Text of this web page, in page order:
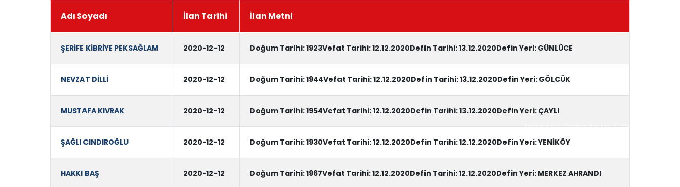
Anasayfa / Cenaze İlanları / Cenaze İlanları
Adı Soyadı İlan Tarihi İlan Metni
ŞERİFE KİBRİYE PEKSAĞLAM 2020-12-12 Doğum Tarihi: 1923Vefat Tarihi: 12.12.2020Defin Tarihi: 13.12.2020Defin Yeri: GÜNLÜCE
NEVZAT DİLLİ 2020-12-12 Doğum Tarihi: 1944Vefat Tarihi: 12.12.2020Defin Tarihi: 13.12.2020Defin Yeri: GÖLCÜK
MUSTAFA KIVRAK 2020-12-12 Doğum Tarihi: 1954Vefat Tarihi: 12.12.2020Defin Tarihi: 13.12.2020Defin Yeri: ÇAYLI
ŞAĞLI CINDIROĞLU 2020-12-12 Doğum Tarihi: 1930Vefat Tarihi: 12.12.2020Defin Tarihi: 12.12.2020Defin Yeri: YENİKÖY
HAKKI BAŞ 2020-12-12 Doğum Tarihi: 1967Vefat Tarihi: 12.12.2020Defin Tarihi: 12.12.2020Defin Yeri: MERKEZ AHRANDI